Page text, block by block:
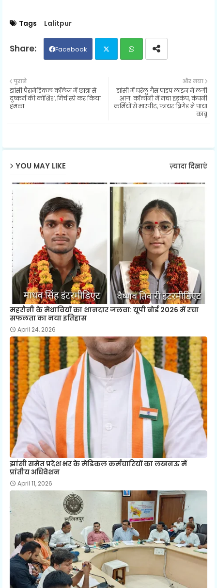
Tags Lalitpur
Facebook
ats
और नया
झांसी में घरेलू गैस पाइप लाइन में लगी
आग: कॉलोनी में मचा हड़कंप, कंपनी
कर्मियों से मारपीट, फायर ब्रिगेड ने पाया
काबू
पुराने
झांसी पैरामेडिकल कॉलेज में छात्रा से
दुष्कर्म की कोशिश, मिर्च स्प्रे कर किया
हमला
YOU MAY LIKE ज़्यादा दिखाएं
महरौनी के मेधावियों का शानदार जलवा: यूपी बोर्ड 2026 में रचा
सफलता का नया इतिहास
April 24, 2026
झांसी समेत प्रदेश भर के मेडिकल कर्मचारियों का लखनऊ में
प्रांतीय अधिवेशन
April 11, 2026